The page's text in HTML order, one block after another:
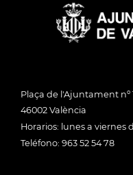
Plaça de l'Ajuntament nº
46002 València
Horarios: lunes a viernes
Teléfono: 963 52 54 78